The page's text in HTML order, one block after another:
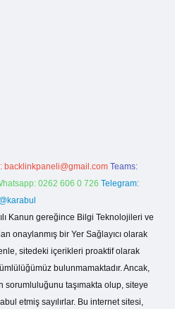
backlinkpaneli@gmail.com Teams:
0262 606 0 726 Telegram:
@karabul
Kanun gereğince Bilgi Teknolojileri ve
onaylanmış bir Yer Sağlayıcı olarak
sitedeki içerikleri proaktif olarak
bulunmamaktadır. Ancak,
sorumluluğunu taşımakta olup, siteye
etmiş sayılırlar. Bu internet sitesi,